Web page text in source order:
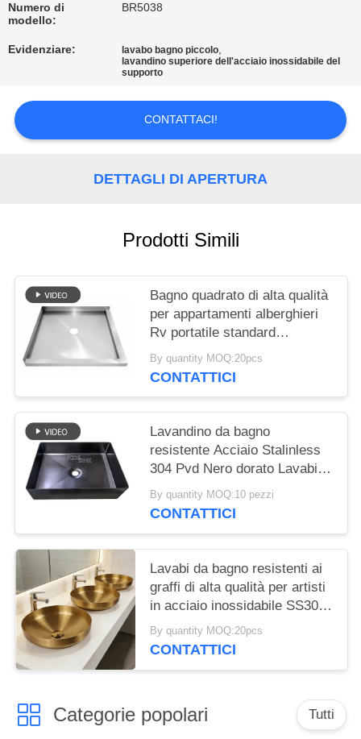
PRIVACY
POLICY
Numero di
modello:
BR5038
Evidenziare: lavabo bagno piccolo,
lavandino superiore dell'acciaio inossidabile del
supporto
CONTATTACI!
DETTAGLI DI APERTURA
Prodotti Simili
Bagno quadrato di alta qualità
per appartamenti alberghieri
Rv portatile standard
americani ed europei 304
base doccia in acciaio
By quantity MOQ:20pcs
CONTATTICI
Lavandino da bagno
resistente Acciaio Stalinless
304 Pvd Nero dorato Lavabi
Lavandino per WC Hotel
Lusso sopra lavelli da bagno
By quantity MOQ:10 pezzi
CONTATTICI
Lavabi da bagno resistenti ai
graffi di alta qualità per artisti
in acciaio inossidabile SS304,
lavabi rotondi in rame spessi,
lavamani popolari in oro
By quantity MOQ:20pcs
CONTATTICI
Categorie popolari Tutti